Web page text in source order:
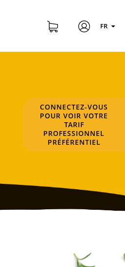
FR
CONNECTEZ-VOUS
POUR VOIR VOTRE
TARIF
PROFESSIONNEL
PRÉFÉRENTIEL